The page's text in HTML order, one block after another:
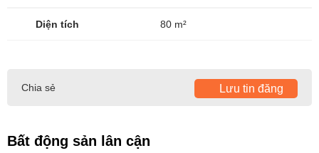
Diện tích 80 m²
Chia sẻ Lưu tin đăng
Bất động sản lân cận